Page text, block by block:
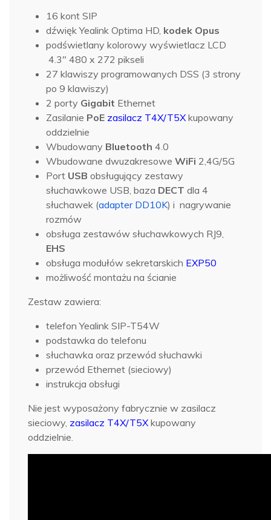
16 kont SIP
dźwięk Yealink Optima HD, kodek Opus
podświetlany kolorowy wyświetlacz LCD
4.3″ 480 x 272 pikseli
27 klawiszy programowanych DSS (3 strony
po 9 klawiszy)
2 porty Gigabit Ethernet
Zasilanie PoE zasilacz T4X/T5X kupowany
oddzielnie
Wbudowany Bluetooth 4.0
Wbudowane dwuzakresowe WiFi 2,4G/5G
Port USB obsługujący zestawy
słuchawkowe USB, baza DECT dla 4
słuchawek (adapter DD10K) i nagrywanie
rozmów
obsługa zestawów słuchawkowych RJ9,
EHS
obsługa modułów sekretarskich EXP50
możliwość montażu na ścianie
Zestaw zawiera:
telefon Yealink SIP-T54W
podstawka do telefonu
słuchawka oraz przewód słuchawki
przewód Ethernet (sieciowy)
instrukcja obsługi
Nie jest wyposażony fabrycznie w zasilacz
sieciowy, zasilacz T4X/T5X kupowany
oddzielnie.